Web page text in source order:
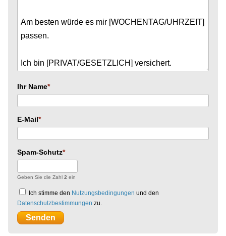
Ihr Name
E-Mail
Spam-Schutz
Geben Sie die Zahl 2 ein
Ich stimme den Nutzungsbedingungen und den
Datenschutzbestimmungen zu.